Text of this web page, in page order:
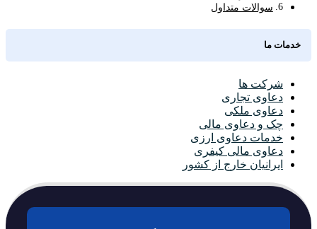
سوالات متداول
خدمات ما
شرکت ها
دعاوی تجاری
دعاوی ملکی
چک و دعاوی مالی
خدمات دعاوی ارزی
دعاوی مالی کیفری
ایرانیان خارج از کشور